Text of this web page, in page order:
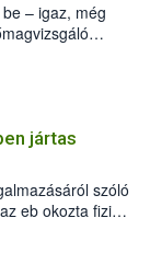
– igaz, még
Győző által
jártas
szóló
eb okozta fizikai
és annak